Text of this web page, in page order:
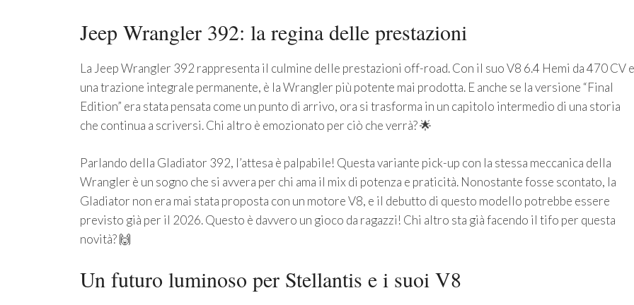
Jeep Wrangler 392: la regina delle prestazioni
La Jeep Wrangler 392 rappresenta il culmine delle prestazioni off-road. Con il suo V8 6.4 Hemi da 470 CV e
una trazione integrale permanente, è la Wrangler più potente mai prodotta. E anche se la versione “Final
Edition” era stata pensata come un punto di arrivo, ora si trasforma in un capitolo intermedio di una storia
che continua a scriversi. Chi altro è emozionato per ciò che verrà? 🌟
Parlando della Gladiator 392, l’attesa è palpabile! Questa variante pick-up con la stessa meccanica della
Wrangler è un sogno che si avvera per chi ama il mix di potenza e praticità. Nonostante fosse scontato, la
Gladiator non era mai stata proposta con un motore V8, e il debutto di questo modello potrebbe essere
previsto già per il 2026. Questo è davvero un gioco da ragazzi! Chi altro sta già facendo il tifo per questa
novità? 🙌
Un futuro luminoso per Stellantis e i suoi V8